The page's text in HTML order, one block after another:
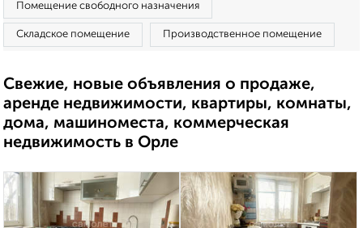
Помещение свободного назначения
Складское помещение Производственное помещение
Свежие, новые объявления о продаже,
аренде недвижимости, квартиры, комнаты,
дома, машиноместа, коммерческая
недвижимость в Орле